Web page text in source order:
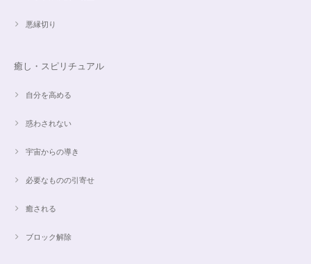
悪縁切り
癒し・スピリチュアル
自分を高める
惑わされない
宇宙からの導き
必要なものの引寄せ
癒される
ブロック解除